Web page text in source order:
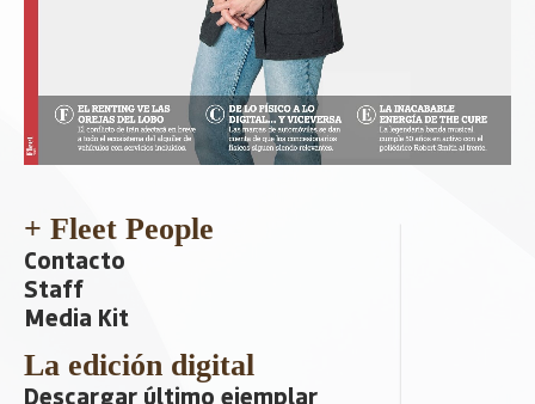
+ Fleet People
Contacto
Staff
Media Kit
La edición digital
Descargar último ejemplar